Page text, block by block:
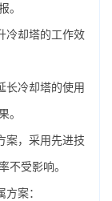
。
冷却塔的工作效
长冷却塔的使用
。
案，采用先进技
不受影响。
案：